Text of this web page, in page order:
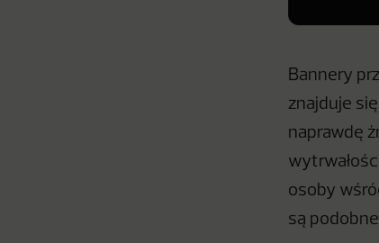
Bannery
znajduje
naprawdę
osoby
są